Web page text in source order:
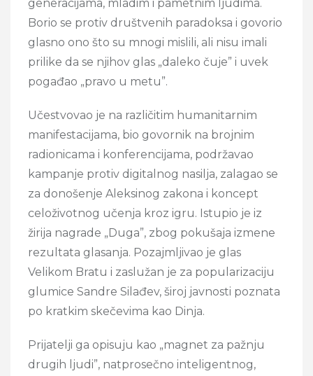
generacijama, mladim i pametnim ljudima.
Borio se protiv društvenih paradoksa i govorio
glasno ono što su mnogi mislili, ali nisu imali
prilike da se njihov glas „daleko čuje” i uvek
pogađao „pravo u metu”.
Učestvovao je na različitim humanitarnim
manifestacijama, bio govornik na brojnim
radionicama i konferencijama, podržavao
kampanje protiv digitalnog nasilja, zalagao se
za donošenje Aleksinog zakona i koncept
celoživotnog učenja kroz igru. Istupio je iz
žirija nagrade „Duga”, zbog pokušaja izmene
rezultata glasanja. Pozajmljivao je glas
Velikom Bratu i zaslužan je za popularizaciju
glumice Sandre Silađev, široj javnosti poznata
po kratkim skečevima kao Dinja.
Prijatelji ga opisuju kao „magnet za pažnju
drugih ljudi”, natprosečno inteligentnog,